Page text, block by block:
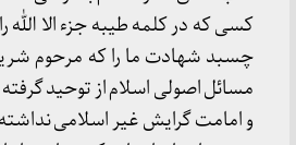
کسی که در کلمه طیبه جزء الا الله
چسبد شهادت ما را که مرحوم
مسائل اصولی اسلام از توحید
و امامت گرایش غیر اسلامی